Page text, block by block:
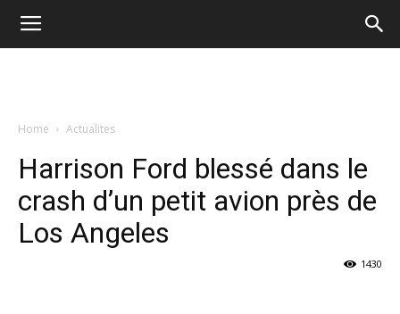
Home Actualites
Harrison Ford blessé dans le
crash d’un petit avion près de
Los Angeles
1430